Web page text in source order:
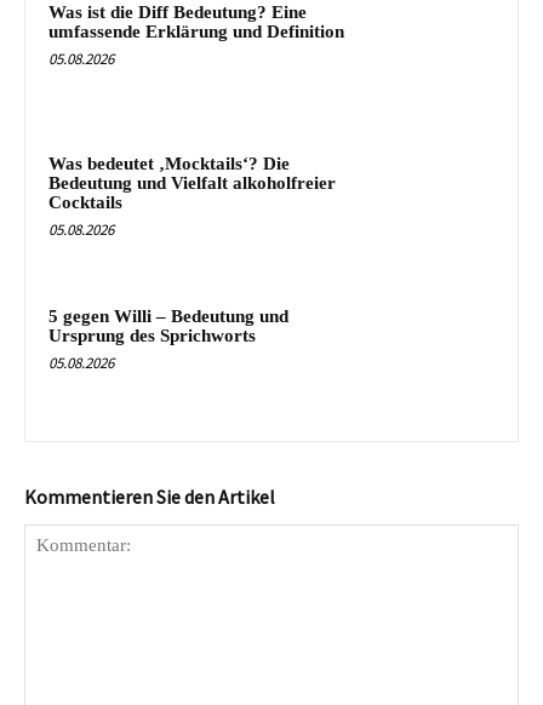
Was ist die Diff Bedeutung? Eine
umfassende Erklärung und Definition
05.08.2026
Was bedeutet ‚Mocktails‘? Die
Bedeutung und Vielfalt alkoholfreier
Cocktails
05.08.2026
5 gegen Willi – Bedeutung und
Ursprung des Sprichworts
05.08.2026
Kommentieren Sie den Artikel